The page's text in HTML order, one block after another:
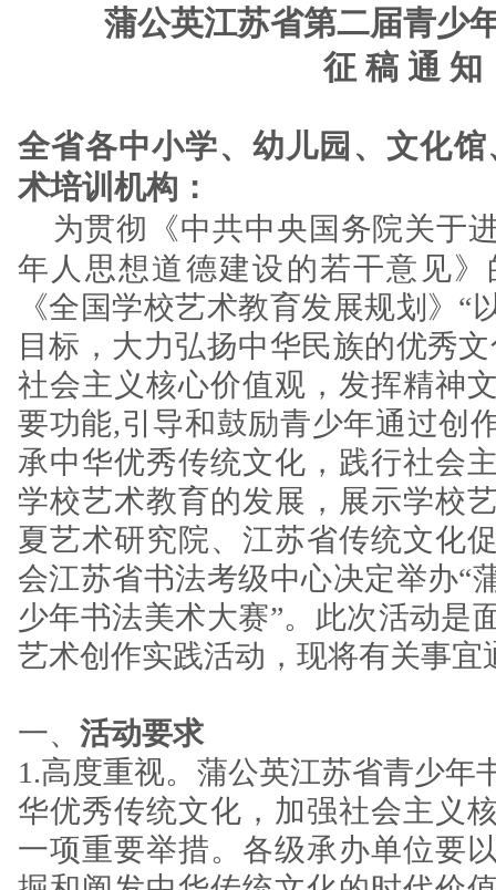
蒲公英江苏省第二届青少
征 稿 通 知
全省各中小学、幼儿园、文化
术培训机构：
为贯彻《中共中央国务院关于
年人思想道德建设的若干意见
《全国学校艺术教育发展规划》“
目标，大力弘扬中华民族的优秀
社会主义核心价值观，发挥精神
要功能,引导和鼓励青少年通过创
承中华优秀传统文化，践行社会
学校艺术教育的发展，展示学校
夏艺术研究院、江苏省传统文化
会江苏省书法考级中心决定举办“
少年书法美术大赛”。此次活动是
艺术创作实践活动，现将有关事宜
一、 活动要求
1.高度重视。蒲公英江苏省青少年
华优秀传统文化，加强社会主义
一项重要举措。各级承办单位要